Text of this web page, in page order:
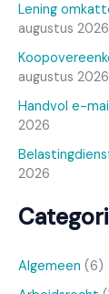
Lening
augustus 2026
augustus 2026
Handvol e-
2026
2026
Algemeen (6)